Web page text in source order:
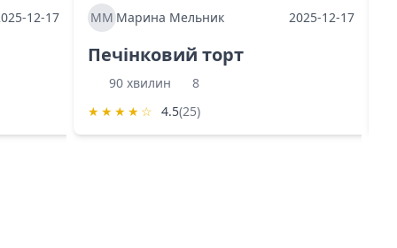
12-17 МММарина Мельник 2025-12-17
Печінковий торт
90 хвилин
8
★ ★ ★ ★ ☆ 4.5(25)